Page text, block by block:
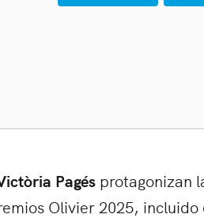
Pagés protagonizan
Olivier 2025,